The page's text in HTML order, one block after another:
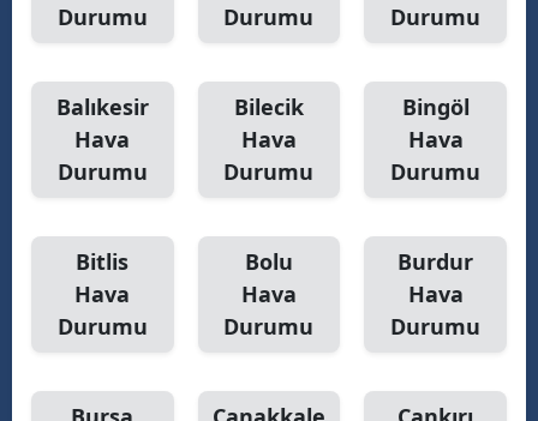
Durumu
Durumu
Durumu
Balıkesir
Hava
Durumu
Bilecik
Hava
Durumu
Bingöl
Hava
Durumu
Bitlis
Hava
Durumu
Bolu
Hava
Durumu
Burdur
Hava
Durumu